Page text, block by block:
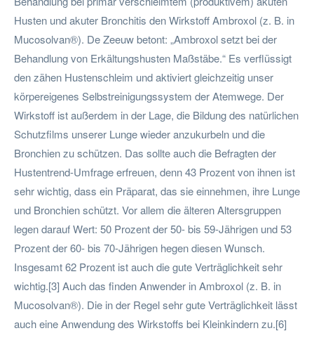
Husten und akuter Bronchitis den Wirkstoff Ambroxol (z. B. in
Mucosolvan®). De Zeeuw betont: „Ambroxol setzt bei der
Behandlung von Erkältungshusten Maßstäbe.“ Es verflüssigt
den zähen Hustenschleim und aktiviert gleichzeitig unser
körpereigenes Selbstreinigungssystem der Atemwege. Der
Wirkstoff ist außerdem in der Lage, die Bildung des natürlichen
Schutzfilms unserer Lunge wieder anzukurbeln und die
Bronchien zu schützen. Das sollte auch die Befragten der
Hustentrend-Umfrage erfreuen, denn 43 Prozent von ihnen ist
sehr wichtig, dass ein Präparat, das sie einnehmen, ihre Lunge
und Bronchien schützt. Vor allem die älteren Altersgruppen
legen darauf Wert: 50 Prozent der 50- bis 59-Jährigen und 53
Prozent der 60- bis 70-Jährigen hegen diesen Wunsch.
Insgesamt 62 Prozent ist auch die gute Verträglichkeit sehr
wichtig.[3] Auch das finden Anwender in Ambroxol (z. B. in
Mucosolvan®). Die in der Regel sehr gute Verträglichkeit lässt
auch eine Anwendung des Wirkstoffs bei Kleinkindern zu.[6]